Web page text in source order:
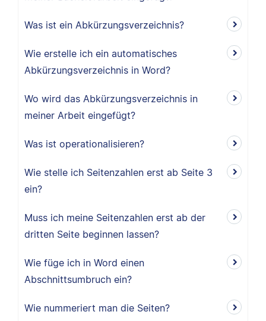
Was ist ein Abkürzungsverzeichnis?
Wie erstelle ich ein automatisches
Abkürzungsverzeichnis in Word?
Wo wird das Abkürzungsverzeichnis in
meiner Arbeit eingefügt?
Was ist operationalisieren?
Wie stelle ich Seitenzahlen erst ab Seite 3
ein?
Muss ich meine Seitenzahlen erst ab der
dritten Seite beginnen lassen?
Wie füge ich in Word einen
Abschnittsumbruch ein?
Wie nummeriert man die Seiten?